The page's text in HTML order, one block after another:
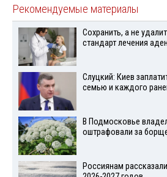
Рекомендуемые материалы
Сохранить, а не
стандарт лечения
Слуцкий: Киев
семью и каждого
В Подмосковье
оштрафовали за
Россиянам